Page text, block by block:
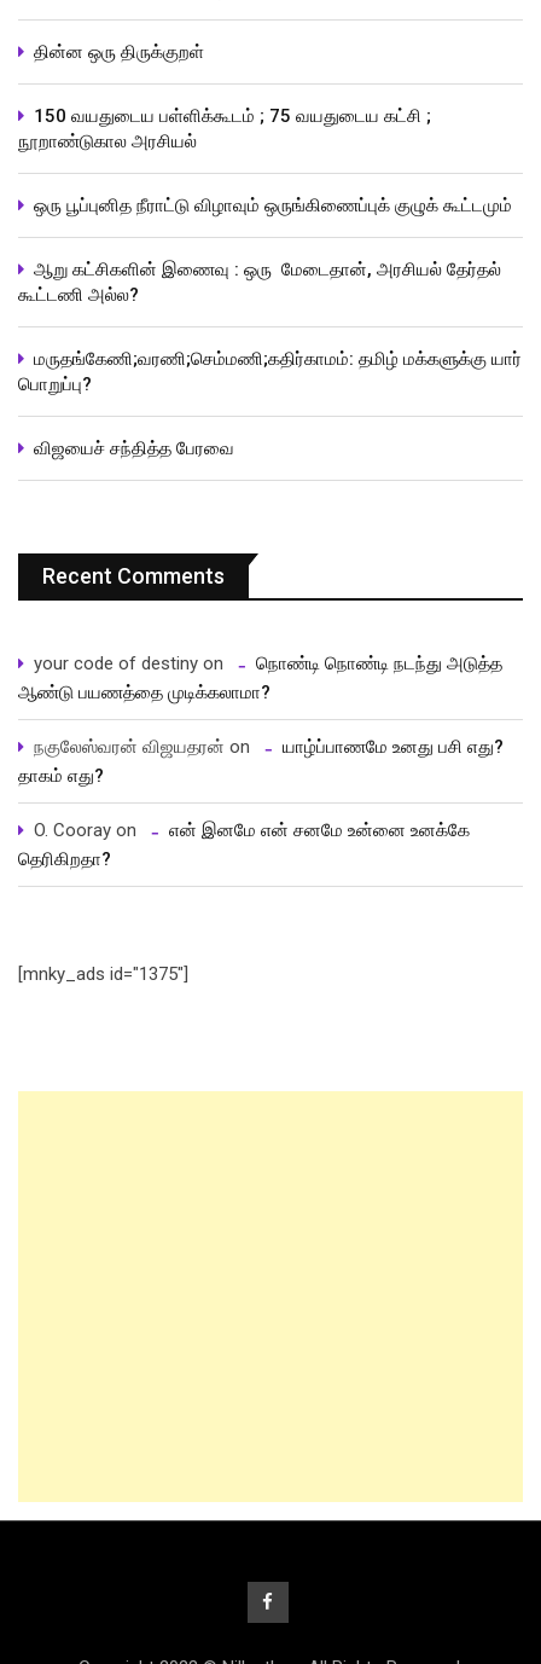
தின்ன ஒரு திருக்குறள்
150 வயதுடைய பள்ளிக்கூடம் ; 75 வயதுடைய கட்சி ;
நூறாண்டுகால அரசியல்
ஒரு பூப்புனித நீராட்டு விழாவும் ஒருங்கிணைப்புக் குழுக் கூட்டமும்
ஆறு கட்சிகளின் இணைவு : ஒரு மேடைதான், அரசியல் தேர்தல்
கூட்டணி அல்ல?
மருதங்கேணி;வரணி;செம்மணி;கதிர்காமம்: தமிழ் மக்களுக்கு யார்
பொறுப்பு?
விஜயைச் சந்தித்த பேரவை
Recent Comments
your code of destiny on
நொண்டி நொண்டி நடந்து அடுத்த
ஆண்டு பயணத்தை முடிக்கலாமா?
நகுலேஸ்வரன் விஜயதரன் on
யாழ்ப்பாணமே உனது பசி எது?
தாகம் எது?
O. Cooray on
என் இனமே என் சனமே உன்னை உனக்கே
தெரிகிறதா?
[mnky_ads id="1375"]